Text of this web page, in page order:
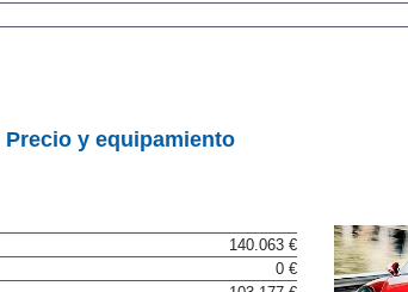
Precio y equipamiento
140.063 €
0 €